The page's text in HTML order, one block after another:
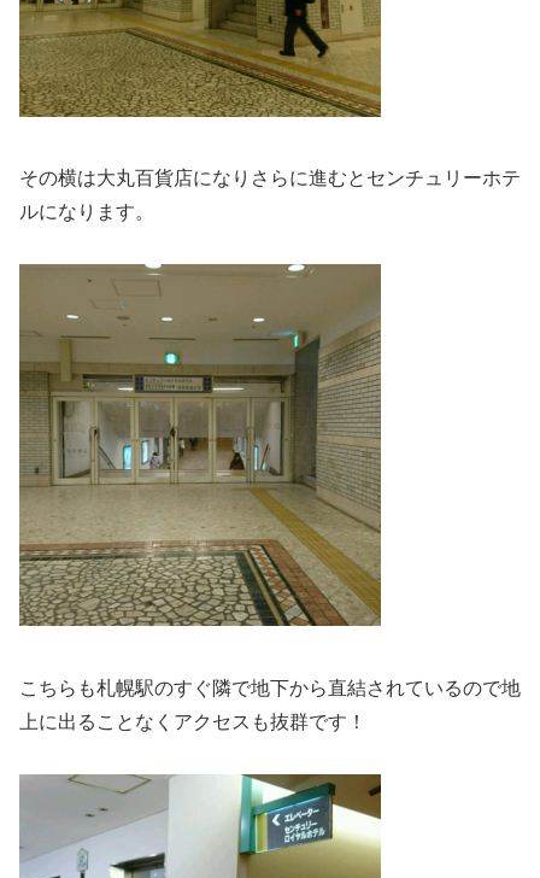
その横は大丸百貨店になりさらに進むとセンチュリーホテ
ルになります。
こちらも札幌駅のすぐ隣で地下から直結されているので地
上に出ることなくアクセスも抜群です！